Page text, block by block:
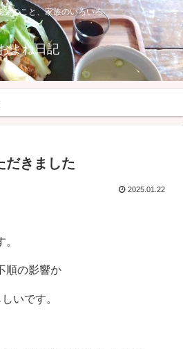
登のこと、家族のいろいろ
よね日記
だきました
2025.01.22
順の影響か
いです。